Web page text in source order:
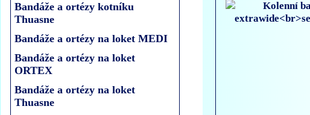
Bandáže a ortézy kotníku
Thuasne
Bandáže a ortézy na loket MEDI
Bandáže a ortézy na loket
ORTEX
Bandáže a ortézy na loket
Thuasne